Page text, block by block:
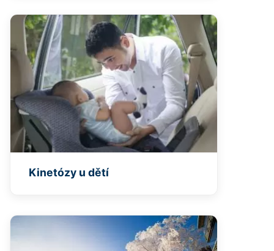
Kinetózy u dětí